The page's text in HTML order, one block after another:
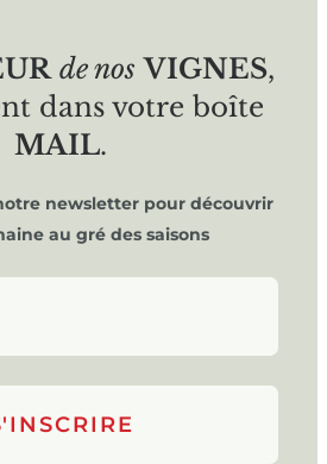
de nos VIGNES,
dans votre boîte
MAIL.
newsletter pour découvrir
au gré des saisons